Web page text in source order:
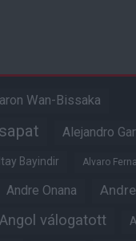
Wan-Bissaka
Alejandro
Bayindir Alvaro
Andre Onana
Angol válogatott